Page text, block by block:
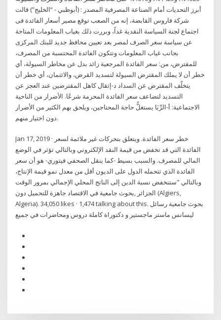
أبرز التحديات أمام الصناعة المصرفية المصدر : (أبوظبي - “الخليج”) قالت
شركة فاروس القابضة، إنه من الصعب توقع مصير أسعار الفائدة فى
اجتماع لجنة السياسة النقدية غداً، وبررت ذلك بغياب المعلومات المتاحة
عن سياسة سعر الصرف لمصر بعد تعيين محافظ جديد للبنك المركزى
بجانب غياب المعلومات وتتكون الفائدة المحتسبة من المصرف،
للمقترض، من: سعر الفائدة المرجعية زائد بدل عن مخاطر السيولة، أي
خطر أن لا يملك المقترض السيولة لتسديد القرض، والائتمان، أي خطر أن
يتخلّف المقترض عن السداد د-إثقال كاهل المقترضين عند العجز عن
التسديد لتضاعف سعر الفائدة المحرمة شرعًا. الأضرار من الناحية
الاجتماعية: أ-الرِّبَا يستغلُّ حاجة المحتاجين، ويلحق بهم الكثير من الأضرار
دون اختيار منهم.
Jan 17, 2019 · خطر سعر الفائدة. ويتعلق بتحركات غير ملائمة لسعر
الفائدة التي قد تخفض من قيمة النقد الإلكتروني وبالتالي تؤثر في الوضع
المالي للمصرف. والسبب بسيط -كما ينقل الصحفي فيتوري- هو أن سعر
الفائدة الذي تتحمله الدول على الديون أقل من معدل نمو قيمة الإنتاج،
وبالتالي "ستنخفض نسبة الدين إلى الناتج المحلي الإجمالي بمرور الوقت
دون ‎بحوث جامعية في الاقتصاد جاهزة للتحميل‎, ‎‏الجزائر‏ (‏‎Algiers,
Algeria‎‏)‎. 34,050 likes · 1,474 talking about this. ‎بحوث جامعية رسائل
ليسانس ماستر ماجستير و دكتوراة كاملة دروس ومحاضرات في جميع